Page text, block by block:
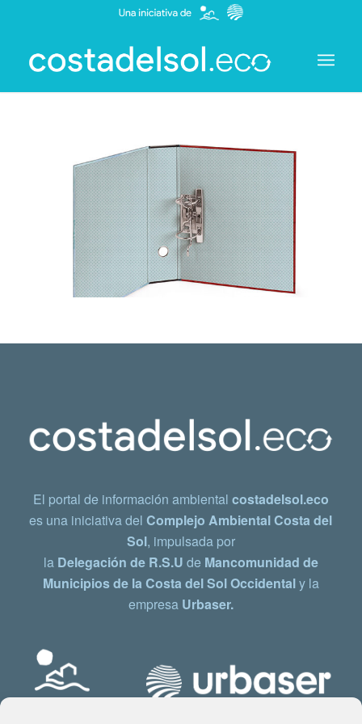
El portal de información ambiental costadelsol.eco
es una iniciativa delComplejo Ambiental Costa del
Sol, impulsada por
la Delegación de R.S.U de Mancomunidad de
Municipios de la Costa del Sol Occidentaly la
empresa Urbaser.